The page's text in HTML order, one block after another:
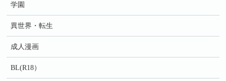
学園
異世界・転生
成人漫画
BL(R18）